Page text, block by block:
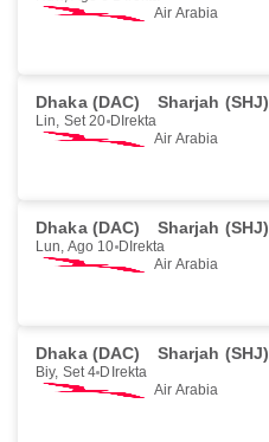
Air Arabia
Dhaka (DAC) Sharjah (SHJ)
Lin, Set 20 DIrekta
Air Arabia
Dhaka (DAC) Sharjah (SHJ)
Lun, Ago 10 DIrekta
Air Arabia
Dhaka (DAC) Sharjah (SHJ)
Biy, Set 4 DIrekta
Air Arabia